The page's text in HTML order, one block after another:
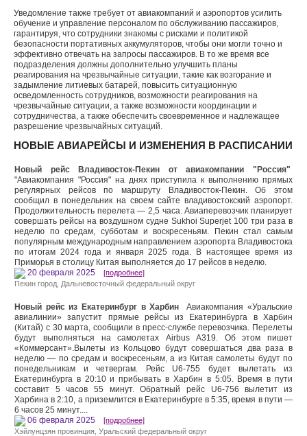
Уведомление также требует от авиакомпаний и аэропортов усилить
обучение и управление персоналом по обслуживанию пассажиров,
гарантируя, что сотрудники знакомы с рисками и политикой
безопасности портативных аккумуляторов, чтобы они могли точно и
эффективно отвечать на запросы пассажиров. В то же время все
подразделения должны дополнительно улучшить планы
реагирования на чрезвычайные ситуации, такие как возгорание и
задымление литиевых батарей, повысить ситуационную
осведомленность сотрудников, возможности реагирования на
чрезвычайные ситуации, а также возможности координации и
сотрудничества, а также обеспечить своевременное и надлежащее
разрешение чрезвычайных ситуаций.
НОВЫЕ АВИАРЕЙСЫ И ИЗМЕНЕНИЯ В РАСПИСАНИИ
Новый рейс Владивосток-Пекин от авиакомпании "Россия"
"Авиакомпания "Россия" на днях приступила к выполнению прямых
регулярных рейсов по маршруту Владивосток-Пекин. Об этом
сообщил в понедельник на своем сайте владивостокский аэропорт.
Продолжительность перелета — 2,5 часа. Авиаперевозчик планирует
совершать рейсы на воздушном судне Sukhoi Superjet 100 три раза в
неделю по средам, субботам и воскресеньям. Пекин стал самым
популярным международным направлением аэропорта Владивостока
по итогам 2024 года и января 2025 года. В настоящее время из
Приморья в столицу Китая выполняется до 17 рейсов в неделю.
20 февраля 2025 [подробнее]
Пекин город Дальневосточный федеральный округ
Новый рейс из Екатеринбург в Харбин Авиакомпания «Уральские
авиалинии» запустит прямые рейсы из Екатеринбурга в Харбин
(Китай) с 30 марта, сообщили в пресс-службе перевозчика. Перелеты
будут выполняться на самолетах Airbus A319. Об этом пишет
«Коммерсант».Вылеты из Кольцово будут совершаться два раза в
неделю — по средам и воскресеньям, а из Китая самолеты будут по
понедельникам и четвергам. Рейс U6-755 будет вылетать из
Екатеринбурга в 20:10 и прибывать в Харбин в 5:05. Время в пути
составит 5 часов 55 минут. Обратный рейс U6-756 вылетит из
Харбина в 2:10, а приземлится в Екатеринбурге в 5:35, время в пути —
6 часов 25 минут....
06 февраля 2025 [подробнее]
Хэйлунцзян провинция , Уральский федеральный округ